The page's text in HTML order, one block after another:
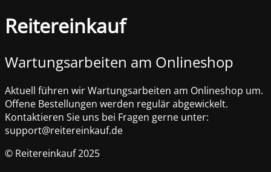
Reitereinkauf
Wartungsarbeiten am Onlineshop
Aktuell führen wir Wartungsarbeiten am Onlineshop um.
Offene Bestellungen werden regulär abgewickelt.
Kontaktieren Sie uns bei Fragen gerne unter:
support@reitereinkauf.de
© Reitereinkauf 2025